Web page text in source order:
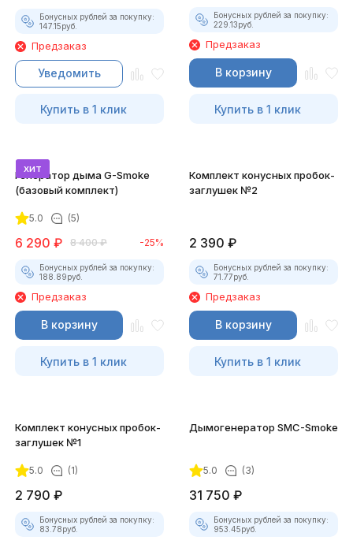
Бонусных рублей за покупку:
147.15руб.
Предзаказ
Уведомить
Купить в 1 клик
Бонусных рублей за покупку:
229.13руб.
Предзаказ
В корзину
Купить в 1 клик
хит
Генератор дыма G-Smoke
(базовый комплект)
5.0 (5)
6 290 ₽ 8 400 ₽ -25%
Бонусных рублей за покупку:
188.89руб.
Предзаказ
В корзину
Купить в 1 клик
Комплект конусных пробок-
заглушек №2
2 390 ₽
Бонусных рублей за покупку:
71.77руб.
Предзаказ
В корзину
Купить в 1 клик
Комплект конусных пробок-
заглушек №1
5.0 (1)
2 790 ₽
Бонусных рублей за покупку:
83.78руб.
Дымогенератор SMC-Smoke
5.0 (3)
31 750 ₽
Бонусных рублей за покупку:
953.45руб.